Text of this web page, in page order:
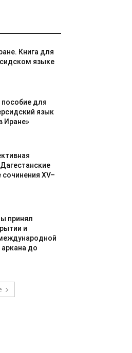
Книга для
языке
для
язык
Иране»
XV–
принял
и
до